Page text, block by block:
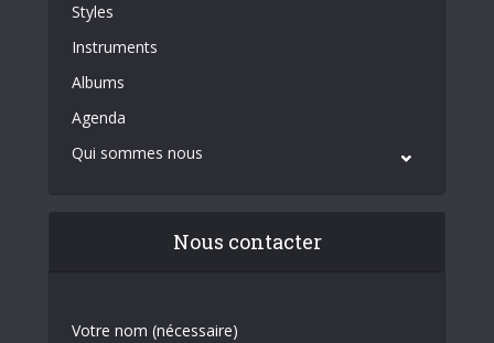
Styles
Instruments
Albums
Agenda
Qui sommes nous
Nous contacter
Votre nom (nécessaire)